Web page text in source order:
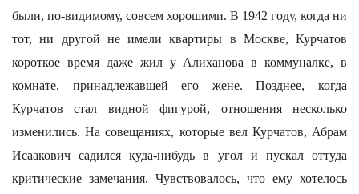
были, по-видимому, совсем хорошими. В 1942 году, когда ни
тот, ни другой не имели квартиры в Москве, Курчатов
короткое время даже жил у Алиханова в коммуналке, в
комнате, принадлежавшей его жене. Позднее, когда
Курчатов стал видной фигурой, отношения несколько
изменились. На совещаниях, которые вел Курчатов, Абрам
Исаакович садился куда-нибудь в угол и пускал оттуда
критические замечания. Чувствовалось, что ему хотелось